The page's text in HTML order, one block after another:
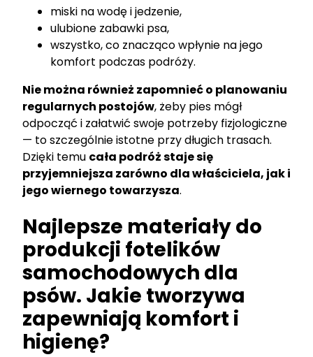
miski na wodę i jedzenie,
ulubione zabawki psa,
wszystko, co znacząco wpłynie na jego
komfort podczas podróży.
Nie można również zapomnieć o planowaniu
regularnych postojów, żeby pies mógł
odpocząć i załatwić swoje potrzeby fizjologiczne
— to szczególnie istotne przy długich trasach.
Dzięki temu cała podróż staje się
przyjemniejsza zarówno dla właściciela, jak i
jego wiernego towarzysza.
Najlepsze materiały do
produkcji fotelików
samochodowych dla
psów. Jakie tworzywa
zapewniają komfort i
higienę?